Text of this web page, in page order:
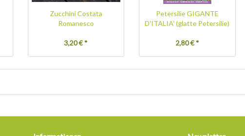
Zucchini Costata
Romanesco
3,20 € *
Petersilie GIGANTE
D'ITALIA' (glatte Petersilie)
2,80 € *